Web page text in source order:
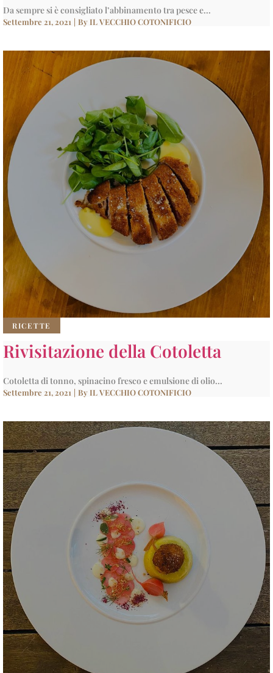
Da sempre si è consigliato l’abbinamento tra pesce e...
Settembre 21, 2021 | By IL VECCHIO COTONIFICIO
RICETTE
Rivisitazione della Cotoletta
Cotoletta di tonno, spinacino fresco e emulsione di olio...
Settembre 21, 2021 | By IL VECCHIO COTONIFICIO